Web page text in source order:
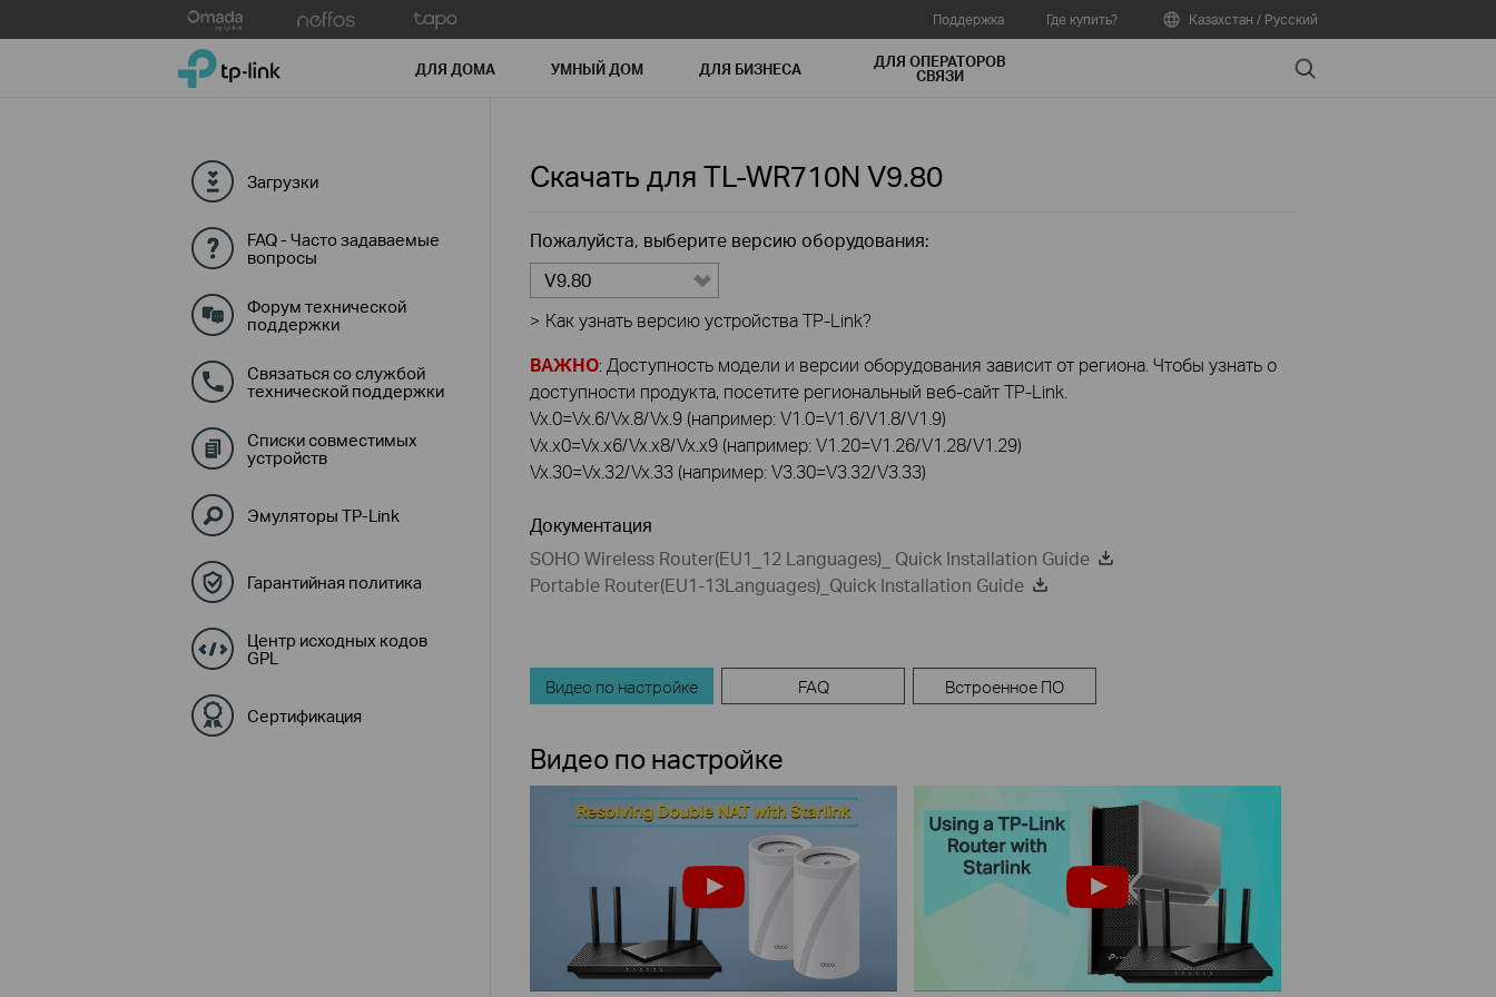
to
Поддержка Где купить? Казахстан / Русский
TP-Link, Reliably Smart ДЛЯ ДОМА УМНЫЙ ДОМ ДЛЯ БИЗНЕСА ДЛЯ ОПЕРАТОРОВ
СВЯЗИ Search
Загрузки
FAQ - Часто задаваемые
вопросы
Форум технической
поддержки
Связаться со службой
технической поддержки
Списки совместимых
устройств
Эмуляторы TP-Link
Гарантийная политика
Центр исходных кодов
GPL
Сертификация
Скачать для TL-WR710N V9.80
Пожалуйста, выберите версию оборудования:
V9.80
> Как узнать версию устройства TP-Link?
ВАЖНО: Доступность модели и версии оборудования зависит от региона. Чтобы узнать о
доступности продукта, посетите региональный веб-сайт TP-Link.
Vx.0=Vx.6/Vx.8/Vx.9 (например: V1.0=V1.6/V1.8/V1.9)
Vx.x0=Vx.x6/Vx.x8/Vx.x9 (например: V1.20=V1.26/V1.28/V1.29)
Vx.30=Vx.32/Vx.33 (например: V3.30=V3.32/V3.33)
Документация
SOHO Wireless Router(EU1_12 Languages)_ Quick Installation Guide
Portable Router(EU1-13Languages)_Quick Installation Guide
Видео по настройке FAQ Встроенное ПО
Видео по настройке